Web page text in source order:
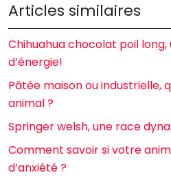
Articles similaires
Chihuahua chocolat poil
d’énergie!
Pâtée maison ou industrielle,
animal ?
Springer welsh, une race
Comment savoir si votre
d’anxiété ?